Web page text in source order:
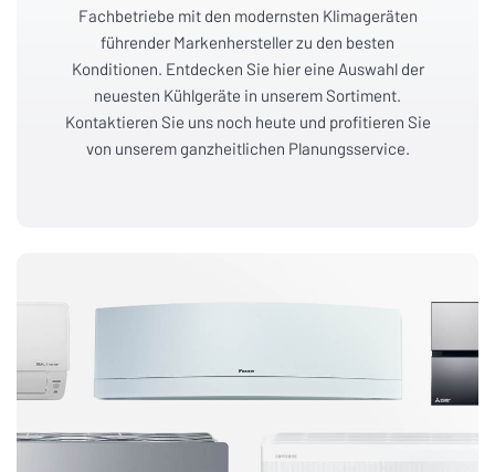
Fachbetriebe mit den modernsten Klimageräten
führender Markenhersteller zu den besten
Konditionen. Entdecken Sie hier eine Auswahl der
neuesten Kühlgeräte in unserem Sortiment.
Kontaktieren Sie uns noch heute und profitieren Sie
von unserem ganzheitlichen Planungsservice.